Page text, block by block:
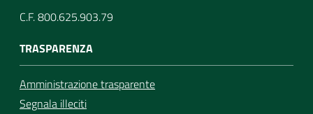
C.F. 800.625.903.79
TRASPARENZA
Amministrazione trasparente
Segnala illeciti